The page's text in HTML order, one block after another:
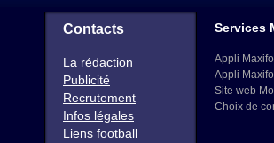
Contacts
La rédaction
Publicité
Recrutement
Infos légales
Liens football
Services
Appli
Appli
Site web
Choix de